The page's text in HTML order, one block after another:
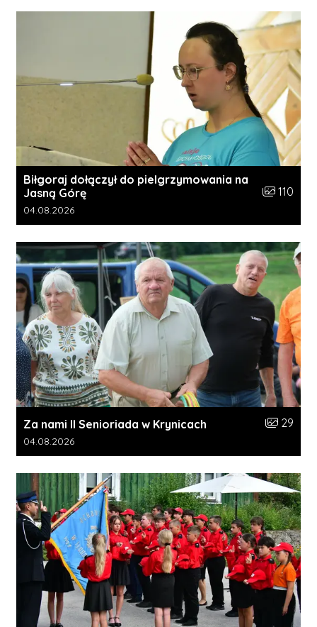
Biłgoraj dołączył do pielgrzymowania na
Jasną Górę
Liczba
110
Data dodania galerii:
04.08.2026
Za nami II Senioriada w Krynicach Liczba
29
Data dodania galerii:
04.08.2026